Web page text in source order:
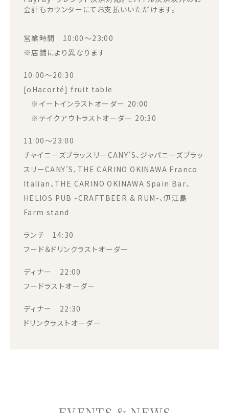
会計もカウンターにてお支払いいただけます。
営業時間 10:00～23:00
※店舗により異なります
10:00～20:30
[oHacorté] fruit table
※イートインラストオーダー 20:00
※テイクアウトラストオーダー 20:30
11:00～23:00
チャイニーズブラッスリーCANY’S、ジャパニーズブラッ
スリーCANY’S、THE CARINO OKINAWA Franco
Italian、THE CARINO OKINAWA Spain Bar、
HELIOS PUB -CRAFTBEER & RUM-、伊江島
Farm stand
ランチ 14:30
フード＆ドリンクラストオーダー
ディナー 22:00
フードラストオーダー
ディナー 22:30
ドリンクラストオーダー